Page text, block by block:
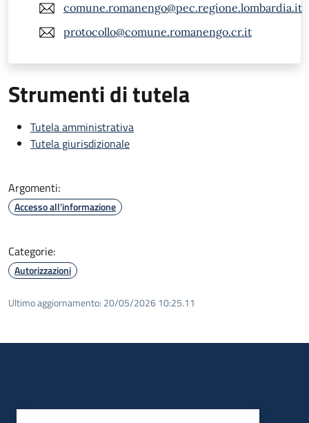
comune.romanengo@pec.regione.lombardia.it
protocollo@comune.romanengo.cr.it
Strumenti di tutela
Tutela amministrativa
Tutela giurisdizionale
Argomenti:
Accesso all'informazione
Categorie:
Autorizzazioni
Ultimo aggiornamento: 20/05/2026 10:25.11